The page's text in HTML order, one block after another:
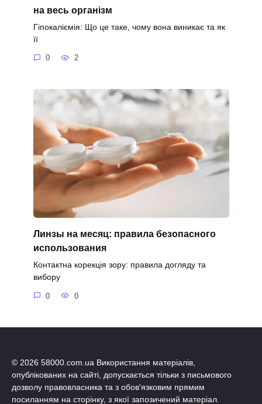
на весь організм
Гіпокаліємія: Що це таке, чому вона виникає та як
її
0 2
Линзы на месяц: правила безопасного
использования
Контактна корекція зору: правила догляду та
вибору
0 0
© 2026 58000.com.ua Використання матеріалів,
опублікованих на сайті, допускається тільки з письмового
дозволу правовласника та з обов'язковим прямим
посиланням на сторінку, з якої запозичений матеріал.